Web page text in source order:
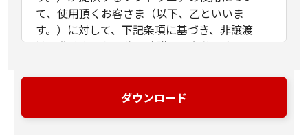
て、使用頂くお客さま（以下、乙といいま
す。）に対して、下記条項に基づき、非譲渡
性、非独占の使用権を許諾する条件を定めたも
ダウンロード